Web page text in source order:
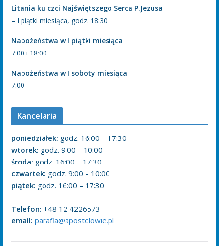
Litania ku czci Najświętszego Serca P.Jezusa
– I piątki miesiąca, godz. 18:30
Nabożeństwa w I piątki miesiąca
7:00 i 18:00
Nabożeństwa w I soboty miesiąca
7:00
Kancelaria
poniedziałek: godz. 16:00 – 17:30
wtorek: godz. 9:00 – 10:00
środa: godz. 16:00 – 17:30
czwartek: godz. 9:00 – 10:00
piątek: godz. 16:00 – 17:30
Telefon: +48 12 4226573
email: parafia@apostolowie.pl